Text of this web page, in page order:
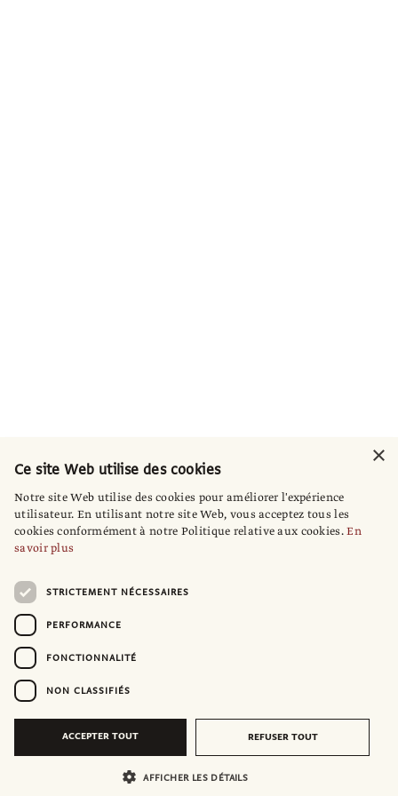
×
Ce site Web utilise des cookies
Notre site Web utilise des cookies pour améliorer l'expérience
utilisateur. En utilisant notre site Web, vous acceptez tous les
cookies conformément à notre Politique relative aux cookies.En
savoir plus
STRICTEMENT NÉCESSAIRES
PERFORMANCE
FONCTIONNALITÉ
NON CLASSIFIÉS
ACCEPTER TOUT REFUSER TOUT
AFFICHER LES DÉTAILS